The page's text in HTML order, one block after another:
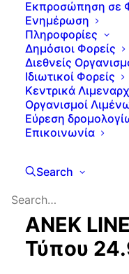
Εκπροσώπηση σε
Ενημέρωση
Πληροφορίες
Δημόσιοι Φορείς
Διεθνείς
Ιδιωτικοί Φορείς
Κεντρικά
Οργανισμοί
Εύρεση
Επικοινωνία
Search
ANEK
Τύπου